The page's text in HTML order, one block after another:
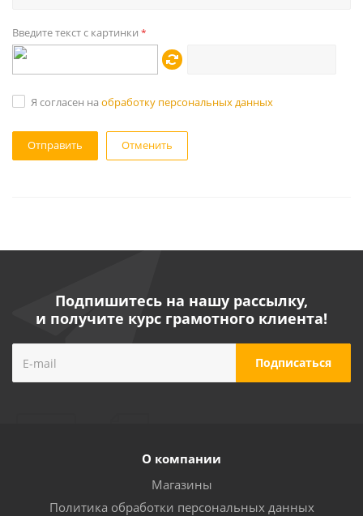
Введите текст с картинки *
Я согласен на обработку персональных данных
Отменить
Подпишитесь на нашу рассылку,
и получите курс грамотного клиента!
О компании
Магазины
Политика обработки персональных данных